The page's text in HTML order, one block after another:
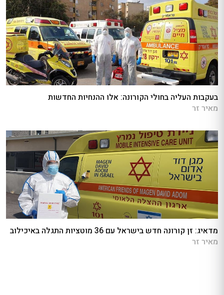
בעקבות העליה בחולי הקורונה: אלו ההנחיות החדשות
מאיר זר
מדאיג: זן קורונה חדש בישראל עם 36 מוטציות התגלה באיכילוב
מאיר זר